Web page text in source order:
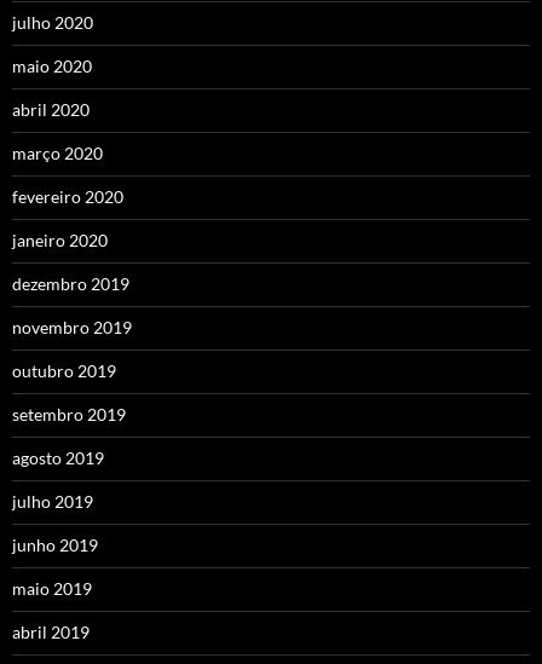
julho 2020
maio 2020
abril 2020
março 2020
fevereiro 2020
janeiro 2020
dezembro 2019
novembro 2019
outubro 2019
setembro 2019
agosto 2019
julho 2019
junho 2019
maio 2019
abril 2019